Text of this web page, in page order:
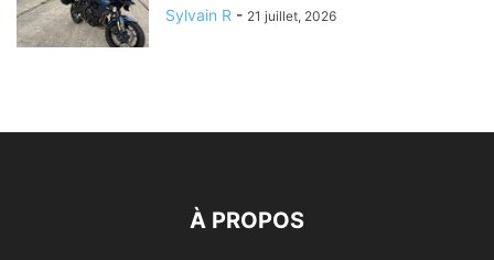
Sylvain R - 21 juillet, 2026
À PROPOS